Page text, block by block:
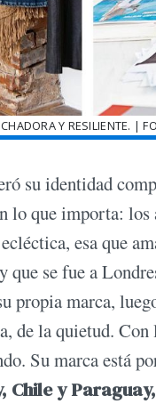
Y RESILIENTE. |
su identidad
lo que importa:
esa que
y que se fue a
propia marca,
de la quietud.
Su marca está
Chile y Paraguay,